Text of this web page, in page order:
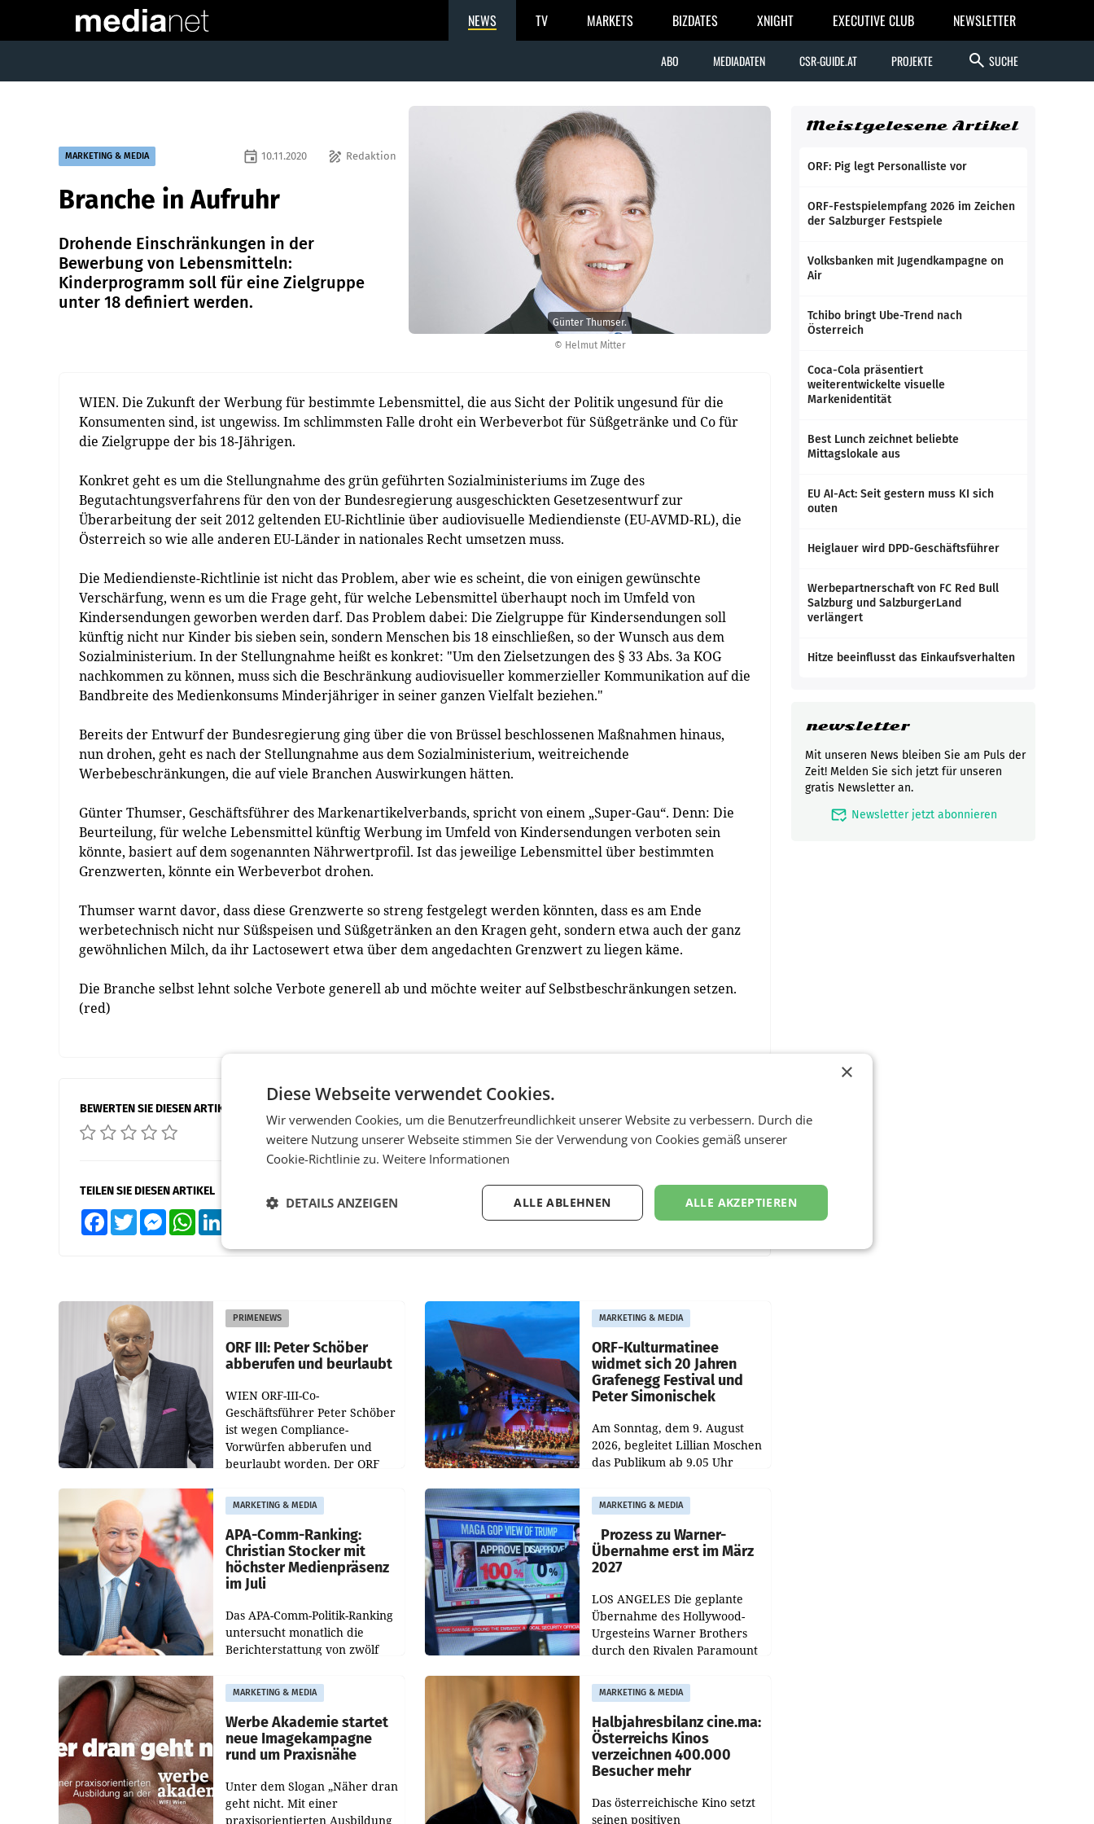
NEWS TV MARKETS BIZDATES XNIGHT EXECUTIVE CLUB NEWSLETTER
ABO MEDIADATEN CSR-GUIDE.AT PROJEKTE search SUCHE
© Helmut Mitter
Günter Thumser.
MARKETING & MEDIA draw Redaktion
event 10.11.2020
Branche in Aufruhr
Drohende Einschränkungen in der
Bewerbung von Lebensmitteln:
Kinderprogramm soll für eine Zielgruppe
unter 18 definiert werden.
WIEN. Die Zukunft der Werbung für bestimmte Lebensmittel, die aus Sicht der Politik ungesund für die
Konsumenten sind, ist ungewiss. Im schlimmsten Falle droht ein Werbeverbot für Süßgetränke und Co für
die Zielgruppe der bis 18-Jährigen.
Konkret geht es um die Stellungnahme des grün geführten Sozialministeriums im Zuge des
Begutachtungsverfahrens für den von der Bundesregierung ausgeschickten Gesetzesentwurf zur
Überarbeitung der seit 2012 geltenden EU-Richtlinie über audiovisuelle Mediendienste (EU-AVMD-RL), die
Österreich so wie alle anderen EU-Länder in nationales Recht umsetzen muss.
Die Mediendienste-Richtlinie ist nicht das Problem, aber wie es scheint, die von einigen gewünschte
Verschärfung, wenn es um die Frage geht, für welche Lebensmittel überhaupt noch im Umfeld von
Kindersendungen geworben werden darf. Das Problem dabei: Die Zielgruppe für Kindersendungen soll
künftig nicht nur Kinder bis sieben sein, sondern Menschen bis 18 einschließen, so der Wunsch aus dem
Sozialministerium. In der Stellungnahme heißt es konkret: "Um den Zielsetzungen des § 33 Abs. 3a KOG
nachkommen zu können, muss sich die Beschränkung audiovisueller kommerzieller Kommunikation auf die
Bandbreite des Medienkonsums Minderjähriger in seiner ganzen Vielfalt beziehen."
Bereits der Entwurf der Bundesregierung ging über die von Brüssel beschlossenen Maßnahmen hinaus,
nun drohen, geht es nach der Stellungnahme aus dem Sozialministerium, weitreichende
Werbebeschränkungen, die auf viele Branchen Auswirkungen hätten.
Günter Thumser, Geschäftsführer des Markenartikelverbands, spricht von einem „Super-Gau“. Denn: Die
Beurteilung, für welche Lebensmittel künftig Werbung im Umfeld von Kindersendungen verboten sein
könnte, basiert auf dem sogenannten Nährwertprofil. Ist das jeweilige Lebensmittel über bestimmten
Grenzwerten, könnte ein Werbeverbot drohen.
Thumser warnt davor, dass diese Grenzwerte so streng festgelegt werden könnten, dass es am Ende
werbetechnisch nicht nur Süßspeisen und Süßgetränken an den Kragen geht, sondern etwa auch der ganz
gewöhnlichen Milch, da ihr Lactosewert etwa über dem angedachten Grenzwert zu liegen käme.
Die Branche selbst lehnt solche Verbote generell ab und möchte weiter auf Selbstbeschränkungen setzen.
(red)
BEWERTEN SIE DIESEN ARTIKEL
TEILEN SIE DIESEN ARTIKEL
FacebookTwitter MessengerWhatsApp
PRIMENEWS
ORF III: Peter Schöber
abberufen und beurlaubt
WIEN ORF-III-Co-
Geschäftsführer Peter Schöber
ist wegen Compliance-
Vorwürfen abberufen und
beurlaubt worden. Der ORF
entsprechende
Medienberichte.
MARKETING & MEDIA
ORF-Kulturmatinee
widmet sich 20 Jahren
Grafenegg Festival und
Peter Simonischek
Am Sonntag, dem 9. August
2026, begleitet Lillian Moschen
das Publikum ab 9.05 Uhr
„Kulturmatinee“. Die Sendung
startet mit der Dokumentation
„20 Jahre Grafenegg
MARKETING & MEDIA
APA-Comm-Ranking:
Christian Stocker mit
höchster Medienpräsenz
im Juli
Das APA-Comm-Politik-Ranking
untersucht monatlich die
Berichterstattung von zwölf
Tageszeitungen und analysiert,
welche Politikerinnen und
Politiker Österreichs die
MARKETING & MEDIA
Prozess zu Warner-
Übernahme erst im März
2027
LOS ANGELES Die geplante
Übernahme des Hollywood-
Urgesteins Warner Brothers
durch den Rivalen Paramount
Schwebe bleiben. Eine
Richterin setzte den Prozess zu
MARKETING & MEDIA
Werbe Akademie startet
neue Imagekampagne
rund um Praxisnähe
Unter dem Slogan „Näher dran
geht nicht. Mit einer
praxisorientierten Ausbildung
MARKETING & MEDIA
Halbjahresbilanz cine.ma:
Österreichs Kinos
verzeichnen 400.000
Besucher mehr
Das österreichische Kino setzt
seinen positiven
Meistgelesene Artikel
ORF: Pig legt Personalliste vor
ORF-Festspielempfang 2026 im Zeichen
der Salzburger Festspiele
Volksbanken mit Jugendkampagne on
Air
Tchibo bringt Ube-Trend nach
Österreich
Coca-Cola präsentiert
weiterentwickelte visuelle
Markenidentität
Best Lunch zeichnet beliebte
Mittagslokale aus
EU AI-Act: Seit gestern muss KI sich
outen
Heiglauer wird DPD-Geschäftsführer
Werbepartnerschaft von FC Red Bull
Salzburg und SalzburgerLand
verlängert
Hitze beeinflusst das Einkaufsverhalten
newsletter
Mit unseren News bleiben Sie am Puls der
Zeit! Melden Sie sich jetzt für unseren
gratis Newsletter an.
mark_email_read Newsletter jetzt abonnieren
×
Diese Webseite verwendet Cookies.
Wir verwenden Cookies, um die Benutzerfreundlichkeit unserer Website zu verbessern. Durch die
weitere Nutzung unserer Webseite stimmen Sie der Verwendung von Cookies gemäß unserer
Cookie-Richtlinie zu. Weitere Informationen
ALLE AKZEPTIEREN
ALLE ABLEHNEN
DETAILS ANZEIGEN